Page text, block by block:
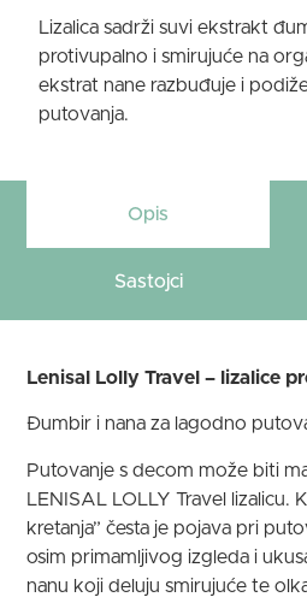
Lizalica sadrži suvi ekstrakt
protivupalno i smirujuće na
ekstrat nane razbuđuje i
putovanja.
Opis
Sastojci
Lenisal Lolly Travel – lizalice
Đumbir i nana za lagodno
Putovanje s decom može biti
LENISAL LOLLY Travel lizalicu.
kretanja” česta je pojava pri
osim primamljivog izgleda i
nanu koji deluju smirujuće te